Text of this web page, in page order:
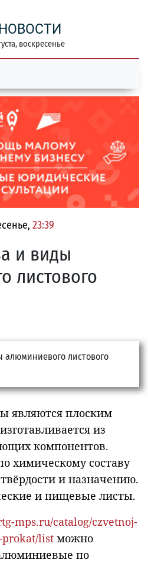
НОВОСТИ
воскресенье
23:39
и виды
листового
являются плоским
из
компонентов.
химическому составу
и назначению.
и пищевые листы.
mps.ru/catalog/czvetnoj-
list можно
по